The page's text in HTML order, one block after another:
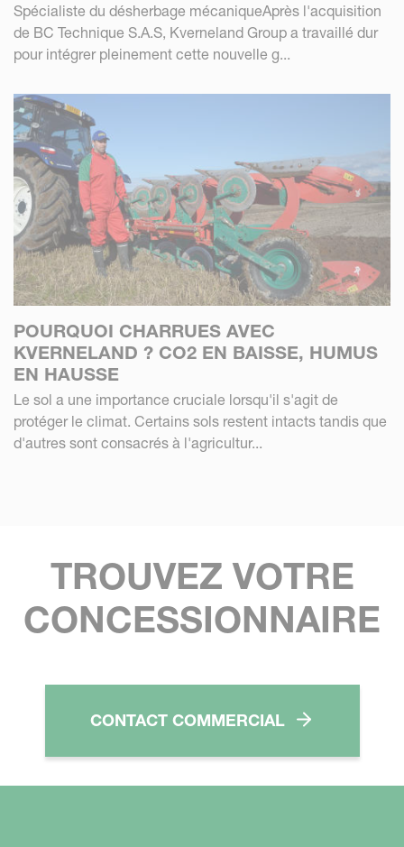
Spécialiste du désherbage mécaniqueAprès l'acquisition
de BC Technique S.A.S, Kverneland Group a travaillé dur
pour intégrer pleinement cette nouvelle g...
POURQUOI CHARRUES AVEC
KVERNELAND ? CO2 EN BAISSE, HUMUS
EN HAUSSE
Le sol a une importance cruciale lorsqu'il s'agit de
protéger le climat. Certains sols restent intacts tandis que
d'autres sont consacrés à l'agricultur...
TROUVEZ VOTRE
CONCESSIONNAIRE
CONTACT COMMERCIAL